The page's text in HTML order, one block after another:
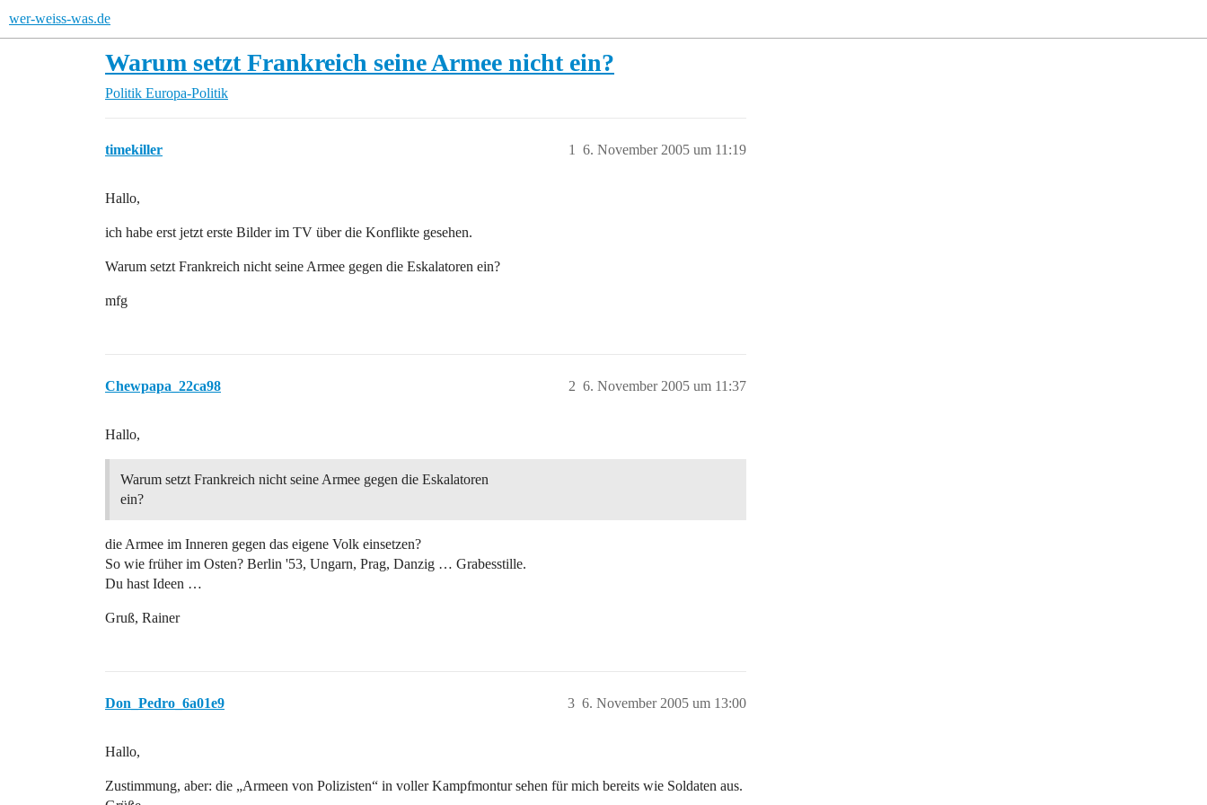
wer-weiss-was.de
Warum setzt Frankreich seine Armee nicht ein?
Politik Europa-Politik
timekiller 6. November 2005 um 11:19
1
Hallo,
ich habe erst jetzt erste Bilder im TV über die Konflikte gesehen.
Warum setzt Frankreich nicht seine Armee gegen die Eskalatoren ein?
mfg
Chewpapa_22ca98 6. November 2005 um 11:37
2
Hallo,
Warum setzt Frankreich nicht seine Armee gegen die Eskalatoren
ein?
die Armee im Inneren gegen das eigene Volk einsetzen?
So wie früher im Osten? Berlin '53, Ungarn, Prag, Danzig … Grabesstille.
Du hast Ideen …
Gruß, Rainer
Don_Pedro_6a01e9 6. November 2005 um 13:00
3
Hallo,
Zustimmung, aber: die „Armeen von Polizisten“ in voller Kampfmontur sehen für mich bereits wie Soldaten aus.